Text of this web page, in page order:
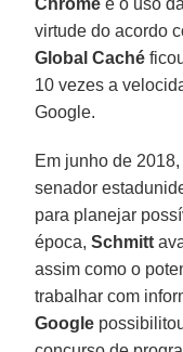
virtude do acordo
Global Caché
10 vezes a
Google.
Em junho de
senador
para planejar
época,Schmitt
assim como o
trabalhar com
Google